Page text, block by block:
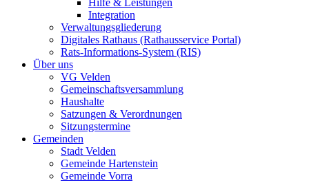
Hilfe & Leistungen
Integration
Verwaltungsgliederung
Digitales Rathaus (Rathausservice Portal)
Rats-Informations-System (RIS)
Über uns
VG Velden
Gemeinschaftsversammlung
Haushalte
Satzungen & Verordnungen
Sitzungstermine
Gemeinden
Stadt Velden
Gemeinde Hartenstein
Gemeinde Vorra